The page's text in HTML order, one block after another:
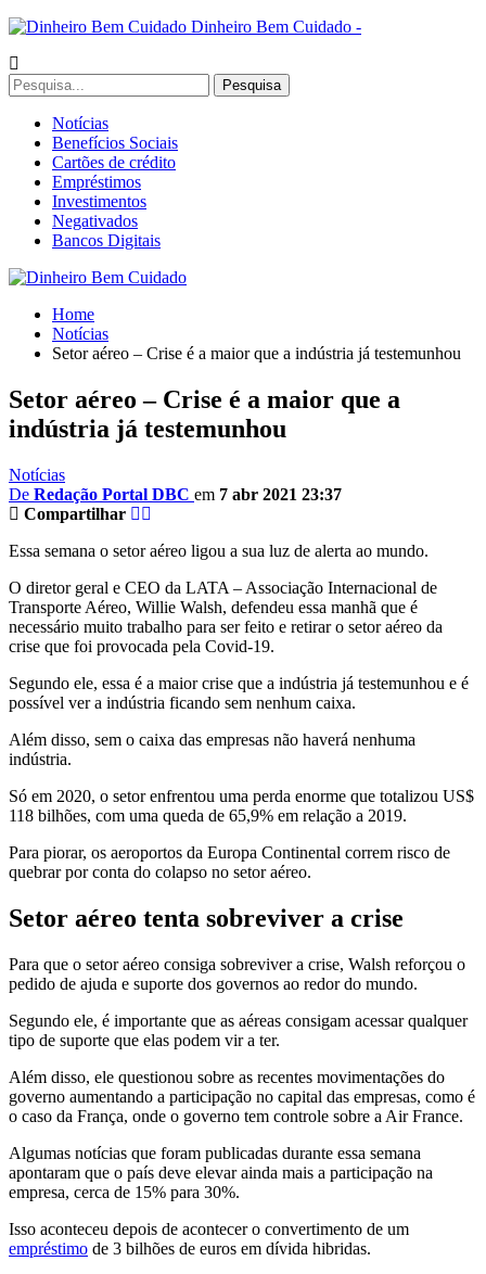
Dinheiro Bem Cuidado -
Notícias
Benefícios Sociais
Cartões de crédito
Empréstimos
Investimentos
Negativados
Bancos Digitais
Home
Notícias
Setor aéreo – Crise é a maior que a indústria já testemunhou
Setor aéreo – Crise é a maior que a
indústria já testemunhou
Notícias
De Redação Portal DBC em 7 abr 2021 23:37
Compartilhar
Essa semana o setor aéreo ligou a sua luz de alerta ao mundo.
O diretor geral e CEO da LATA – Associação Internacional de
Transporte Aéreo, Willie Walsh, defendeu essa manhã que é
necessário muito trabalho para ser feito e retirar o setor aéreo da
crise que foi provocada pela Covid-19.
Segundo ele, essa é a maior crise que a indústria já testemunhou e é
possível ver a indústria ficando sem nenhum caixa.
Além disso, sem o caixa das empresas não haverá nenhuma
indústria.
Só em 2020, o setor enfrentou uma perda enorme que totalizou US$
118 bilhões, com uma queda de 65,9% em relação a 2019.
Para piorar, os aeroportos da Europa Continental correm risco de
quebrar por conta do colapso no setor aéreo.
Setor aéreo tenta sobreviver a crise
Para que o setor aéreo consiga sobreviver a crise, Walsh reforçou o
pedido de ajuda e suporte dos governos ao redor do mundo.
Segundo ele, é importante que as aéreas consigam acessar qualquer
tipo de suporte que elas podem vir a ter.
Além disso, ele questionou sobre as recentes movimentações do
governo aumentando a participação no capital das empresas, como é
o caso da França, onde o governo tem controle sobre a Air France.
Algumas notícias que foram publicadas durante essa semana
apontaram que o país deve elevar ainda mais a participação na
empresa, cerca de 15% para 30%.
Isso aconteceu depois de acontecer o convertimento de um
empréstimo de 3 bilhões de euros em dívida hibridas.